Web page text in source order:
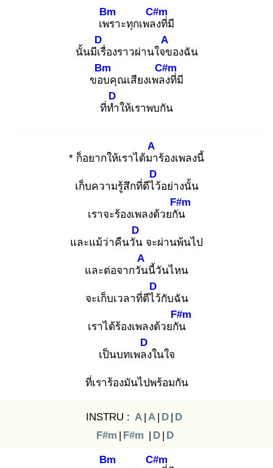
เพร
Bm
าะทุกเพลง
C#m
ที่มี
นั้นมีเรื่
D
องราวผ่านใจข
A
องฉัน
ขอบ
Bm
คุณเสียงเพลง
C#m
ที่มี
ที่ทำ
D
ให้เราพบกัน
* ก็อยากให้เราได้มา
A
ร้องเพลงนี้
เก็บความรู้สึกที่ดีไว้
D
อย่างนั้น
เราจะร้องเพลงด้วยกัน
F#m
และแม้ว่าคืนวัน
D
จะผ่านพ้นไป
และต่อจากวัน
A
นี้วันไหน
จะเก็บเวลาที่ดีไว้
D
กับฉัน
เราได้ร้องเพลงด้วยกัน
F#m
เป็นบทเพลง
D
ในใจ
ที่เราร้องมันไปพร้อมกัน
INSTRU : A | A | D | D
F#m | F#m | D | D
Bm
C#m